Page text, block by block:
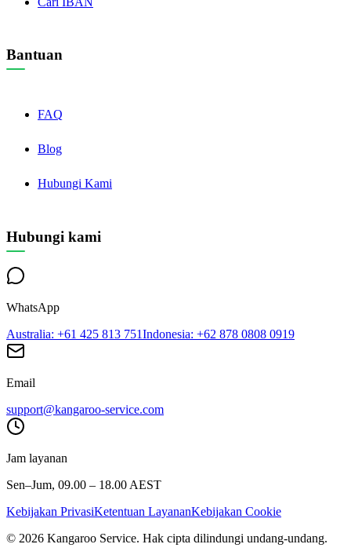
Bantuan
FAQ
Blog
Hubungi Kami
Hubungi kami
WhatsApp
Australia: +61 425 813 751Indonesia: +62 878 0808 0919
Email
support@kangaroo-service.com
Jam layanan
Sen–Jum, 09.00 – 18.00 AEST
Kebijakan PrivasiKetentuan LayananKebijakan Cookie
© 2026 Kangaroo Service. Hak cipta dilindungi undang-undang.